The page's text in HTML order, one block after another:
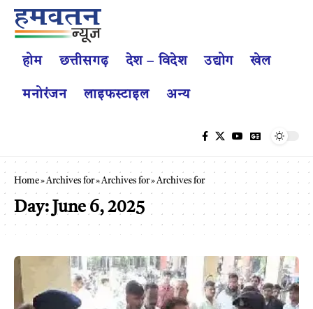
होम छत्तीसगढ़ देश – विदेश उद्योग खेल
मनोरंजन लाइफस्टाइल अन्य
Home» Archives for» Archives for» Archives for
Day: June 6, 2025